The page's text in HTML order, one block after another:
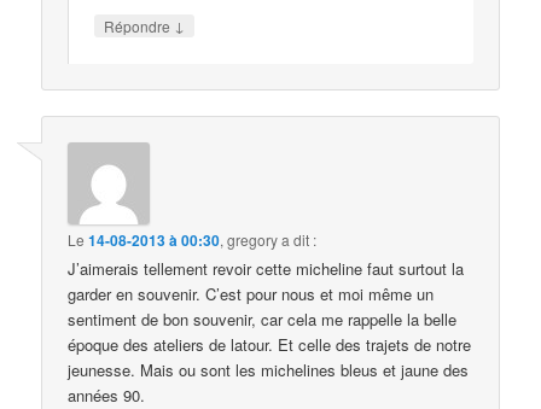
Répondre ↓
Le14-08-2013 à 00:30,gregorya dit :
J’aimerais tellement revoir cette micheline faut surtout la
garder en souvenir. C’est pour nous et moi même un
sentiment de bon souvenir, car cela me rappelle la belle
époque des ateliers de latour. Et celle des trajets de notre
jeunesse. Mais ou sont les michelines bleus et jaune des
années 90.